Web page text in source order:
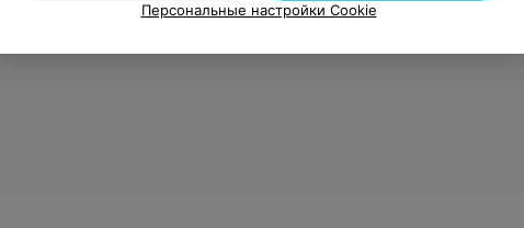
Персональные настройки Cookie